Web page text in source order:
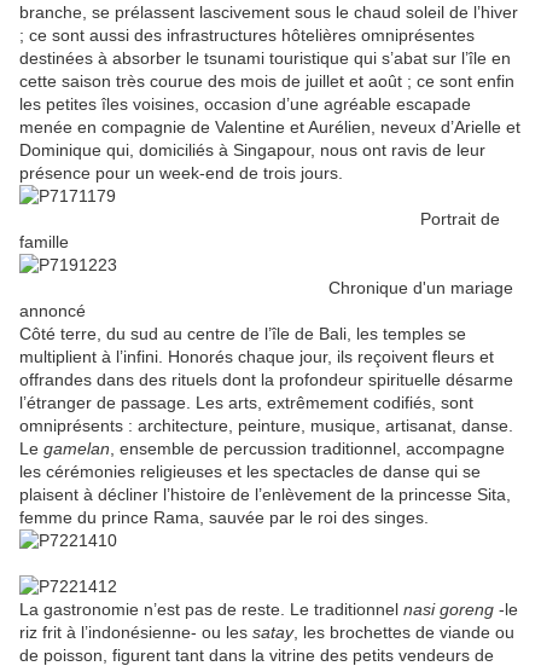
branche, se prélassent lascivement sous le chaud soleil de l’hiver
; ce sont aussi des infrastructures hôtelières omniprésentes
destinées à absorber le tsunami touristique qui s’abat sur l’île en
cette saison très courue des mois de juillet et août ; ce sont enfin
les petites îles voisines, occasion d’une agréable escapade
menée en compagnie de Valentine et Aurélien, neveux d’Arielle et
Dominique qui, domiciliés à Singapour, nous ont ravis de leur
présence pour un week-end de trois jours.
Portrait de
famille
Chronique d'un mariage
annoncé
Côté terre, du sud au centre de l’île de Bali, les temples se
multiplient à l’infini. Honorés chaque jour, ils reçoivent fleurs et
offrandes dans des rituels dont la profondeur spirituelle désarme
l’étranger de passage. Les arts, extrêmement codifiés, sont
omniprésents : architecture, peinture, musique, artisanat, danse.
Le gamelan , ensemble de percussion traditionnel, accompagne
les cérémonies religieuses et les spectacles de danse qui se
plaisent à décliner l’histoire de l’enlèvement de la princesse Sita,
femme du prince Rama, sauvée par le roi des singes.
La gastronomie n’est pas de reste. Le traditionnel nasi goreng -le
riz frit à l’indonésienne- ou les satay, les brochettes de viande ou
de poisson, figurent tant dans la vitrine des petits vendeurs de